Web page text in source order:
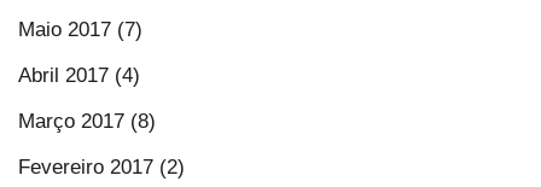
Maio 2017 (7)
Abril 2017 (4)
Março 2017 (8)
Fevereiro 2017 (2)